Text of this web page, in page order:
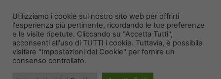
Utilizziamo i cookie sul nostro sito web per offrirti
l'esperienza più pertinente, ricordando le tue preferenze
e le visite ripetute. Cliccando su "Accetta Tutti",
acconsenti all'uso di TUTTI i cookie. Tuttavia, è possibile
visitare "Impostazioni dei Cookie" per fornire un
consenso controllato.